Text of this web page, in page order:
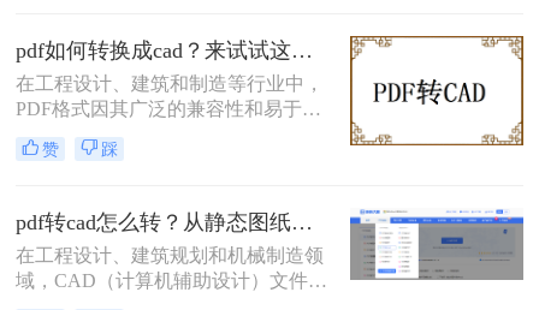
化为CAD的方法，帮助您轻松实现
PDF到CAD的转换。
pdf如何转换成cad？来试试这三种高效的转换方法！
在工程设计、建筑和制造等行业中，
PDF格式因其广泛的兼容性和易于共
享的特点而被广泛采用。然而，在某
些情况下，用户可能需要将PDF文件
Design）格式，以便进行进一步的编
辑或与特定的CAD软件兼容。那么
pdf如何转换成cad呢？本文将详细介
绍三种将PDF转换为CAD的方法。
赞 踩
pdf转cad怎么转？从静态图纸到可编辑模型的终极指南！
在工程设计、建筑规划和机械制造领
域，CAD（计算机辅助设计）文件是
工作的核心。然而，我们常常会遇到